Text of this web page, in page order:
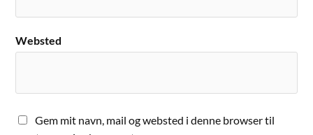
Websted
Gem mit navn, mail og websted i denne browser til